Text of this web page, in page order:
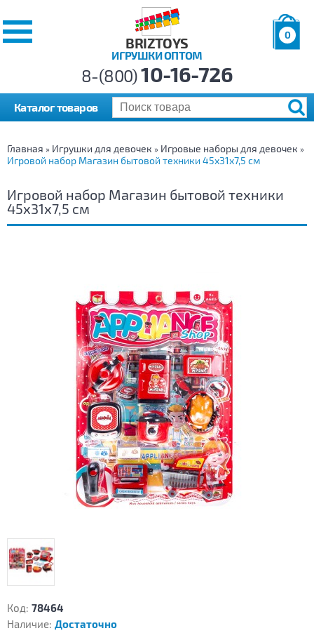
BRIZTOYS
ИГРУШКИ ОПТОМ
0
р.
8-(800)10-16-726
Каталог товаров
Главная » Игрушки для девочек » Игровые наборы для девочек »
Игровой набор Магазин бытовой техники 45х31х7,5 см
Игровой набор Магазин бытовой техники
45х31х7,5 см
Код: 78464
Наличие: Достаточно